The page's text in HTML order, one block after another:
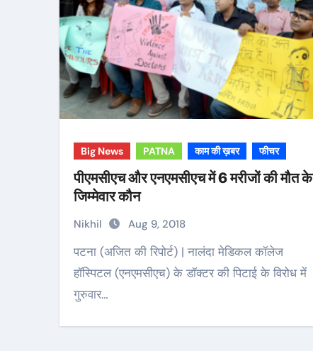
Big News PATNA काम की ख़बर फीचर
पीएमसीएच और एनएमसीएच में 6 मरीजों की मौत के
जिम्मेवार कौन
Nikhil Aug 9, 2018
पटना (अजित की रिपोर्ट) | नालंदा मेडिकल कॉलेज
हॉस्पिटल (एनएमसीएच) के डॉक्टर की पिटाई के विरोध में
गुरुवार…